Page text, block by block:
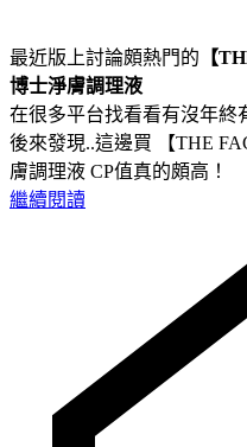
最近版上討論頗熱門的 【
博士淨膚調理液
在很多平台找看看有沒年終
後來發現..這邊買 【THE
膚調理液 CP值真的頗高！
繼續閱讀